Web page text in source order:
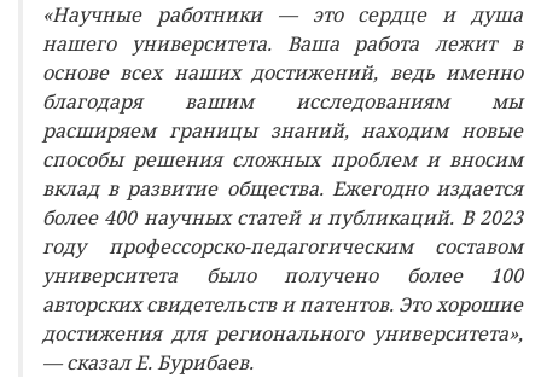
«Научные работники — это сердце и душа
нашего университета. Ваша работа лежит в
основе всех наших достижений, ведь именно
благодаря вашим исследованиям мы
расширяем границы знаний, находим новые
способы решения сложных проблем и вносим
вклад в развитие общества. Ежегодно издается
более 400 научных статей и публикаций. В 2023
году профессорско-педагогическим составом
университета было получено более 100
авторских свидетельств и патентов. Это хорошие
достижения для регионального университета»,
— сказал Е. Бурибаев.